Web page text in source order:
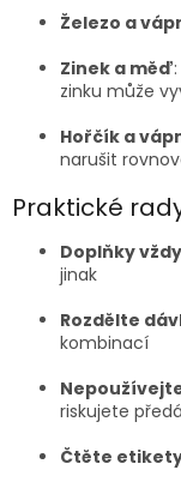
Železo a
Zinek a měď
zinku může
Hořčík a
narušit
Praktické
Doplňky
jinak
Rozdělte
kombinací
riskujete
Čtěte